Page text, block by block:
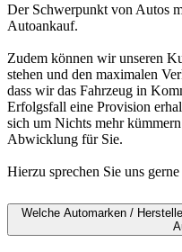
Der Schwerpunkt von Autos
Autoankauf.
Zudem können wir unseren
stehen und den maximalen
dass wir das Fahrzeug in
Erfolgsfall eine Provision
sich um Nichts mehr
Abwicklung für Sie.
Hierzu sprechen Sie uns gerne
Welche Automarken /